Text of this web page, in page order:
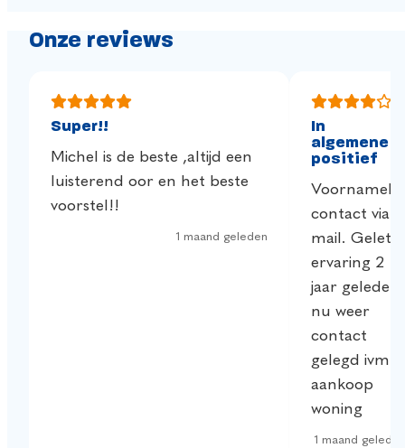
Onze reviews
Super!!
Michel is de beste ,altijd een
luisterend oor en het beste
voorstel!!
1 maand geleden
In
algemene
positief
Voornamelijk
contact via
mail. Gelet
ervaring 2
jaar geleden
nu weer
contact
gelegd ivm
aankoop
woning
1 maand geleden